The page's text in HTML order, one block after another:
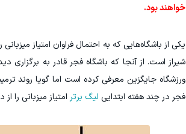
خواهند بود.
یکی از باشگاه‌هایی که به احتمال فراوان امتیاز
شیراز است. از آنجا که باشگاه فجر قادر به برگزاری
ورزشگاه جایگزین معرفی کرده است اما گویا روند
فجر در چند هفته ابتدایی لیگ برتر امتیاز میزبانی